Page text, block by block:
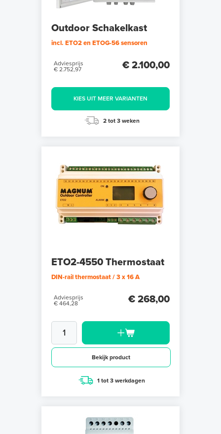
Outdoor Schakelkast
incl. ETO2 en ETOG-56 sensoren
Adviesprijs
€ 2.752,97
€ 2.100,00
KIES UIT MEER VARIANTEN
2 tot 3 weken
ETO2-4550 Thermostaat
DIN-rail thermostaat / 3 x 16 A
Adviesprijs
€ 464,28
€ 268,00
Bekijk product
1 tot 3 werkdagen